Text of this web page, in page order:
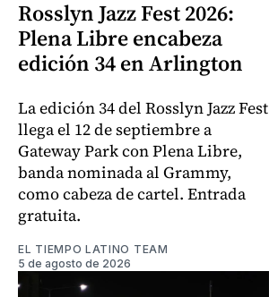
Rosslyn Jazz Fest 2026:
Plena Libre encabeza
edición 34 en Arlington
La edición 34 del Rosslyn Jazz Fest
llega el 12 de septiembre a
Gateway Park con Plena Libre,
banda nominada al Grammy,
como cabeza de cartel. Entrada
gratuita.
EL TIEMPO LATINO TEAM
5 de agosto de 2026